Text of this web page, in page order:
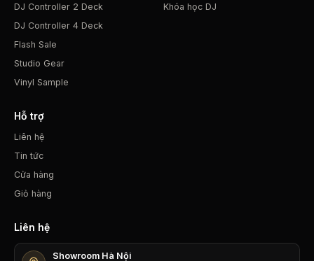
DJ Controller 2 Deck
DJ Controller 4 Deck
Flash Sale
Studio Gear
Vinyl Sample
Khóa học DJ
Hỗ trợ
Liên hệ
Tin tức
Cửa hàng
Giỏ hàng
Liên hệ
Showroom Hà Nội